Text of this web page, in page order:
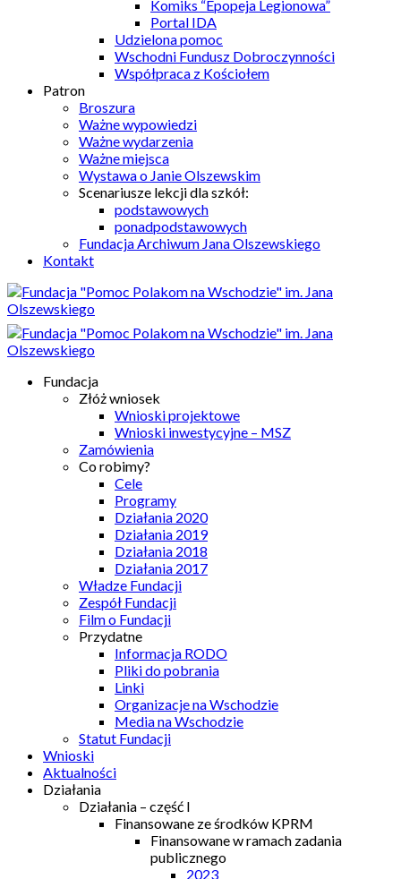
Komiks “Epopeja Legionowa”
Portal IDA
Udzielona pomoc
Wschodni Fundusz Dobroczynności
Współpraca z Kościołem
Patron
Broszura
Ważne wypowiedzi
Ważne wydarzenia
Ważne miejsca
Wystawa o Janie Olszewskim
Scenariusze lekcji dla szkół:
podstawowych
ponadpodstawowych
Fundacja Archiwum Jana Olszewskiego
Kontakt
Fundacja
Złóż wniosek
Wnioski projektowe
Wnioski inwestycyjne – MSZ
Zamówienia
Co robimy?
Cele
Programy
Działania 2020
Działania 2019
Działania 2018
Działania 2017
Władze Fundacji
Zespół Fundacji
Film o Fundacji
Przydatne
Informacja RODO
Pliki do pobrania
Linki
Organizacje na Wschodzie
Media na Wschodzie
Statut Fundacji
Wnioski
Aktualności
Działania
Działania – część I
Finansowane ze środków KPRM
Finansowane w ramach zadania
publicznego
2023